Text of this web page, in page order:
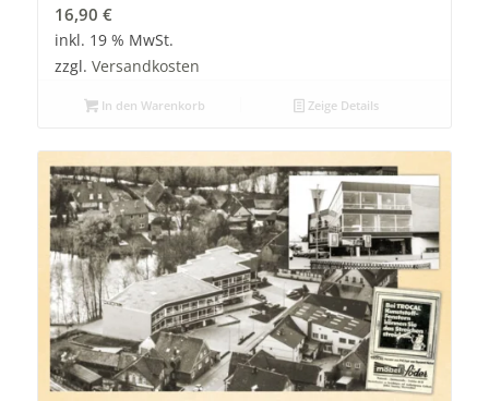
16,90 €
inkl. 19 % MwSt.
zzgl. Versandkosten
In den Warenkorb Zeige Details